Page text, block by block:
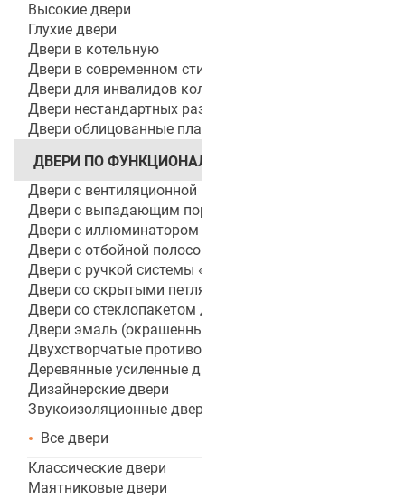
Высокие двери
Глухие двери
Двери в котельную
Двери в современном стиле
Двери для инвалидов колясочников
Двери нестандартных размеров
Двери облицованные пластиком
ДВЕРИ ПО ФУНКЦИОНАЛУ
Двери с вентиляционной решеткой
Двери с выпадающим порогом / беспороговые
Двери с иллюминатором
Двери с отбойной полосой (пластиной)
Двери с ручкой системы «Антипаника»
Двери со скрытыми петлями
Двери со стеклопакетом для объектов
Двери эмаль (окрашенные по RAL)
Двухстворчатые противопожарные двери
Деревянные усиленные двери
Дизайнерские двери
Звукоизоляционные двери
Все двери
Классические двери
Маятниковые двери